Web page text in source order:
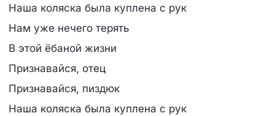
Наша коляска была куплена с рук
Нам уже нечего терять
В этой ёбаной жизни
Признавайся, отец
Признавайся, пиздюк
Наша коляска была куплена с рук